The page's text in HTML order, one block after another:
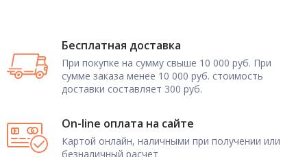
Бесплатная доставка
При покупке на сумму свыше 10 000 руб. При
сумме заказа менее 10 000 руб. стоимость
доставки составляет 300 руб.
On-line оплата на сайте
Картой онлайн, наличными при получении или
безналичный расчет